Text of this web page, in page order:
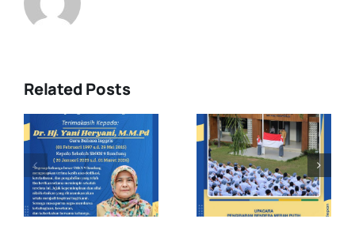
Related Posts
Upacara
Pengibaran
Bendera
Merah Putih
: Raih lah
Visi atau
di MPLS
Jawa Barat